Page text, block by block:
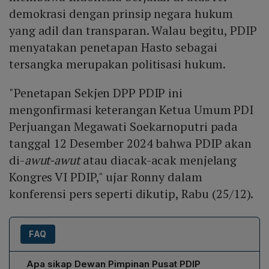
demokrasi dengan prinsip negara hukum
yang adil dan transparan. Walau begitu, PDIP
menyatakan penetapan Hasto sebagai
tersangka merupakan politisasi hukum.
"Penetapan Sekjen DPP PDIP ini
mengonfirmasi keterangan Ketua Umum PDI
Perjuangan Megawati Soekarnoputri pada
tanggal 12 Desember 2024 bahwa PDIP akan
di-awut-awutatau diacak-acak menjelang
Kongres VI PDIP," ujar Ronny dalam
konferensi pers seperti dikutip, Rabu (25/12).
FAQ
Apa sikap Dewan Pimpinan Pusat PDIP